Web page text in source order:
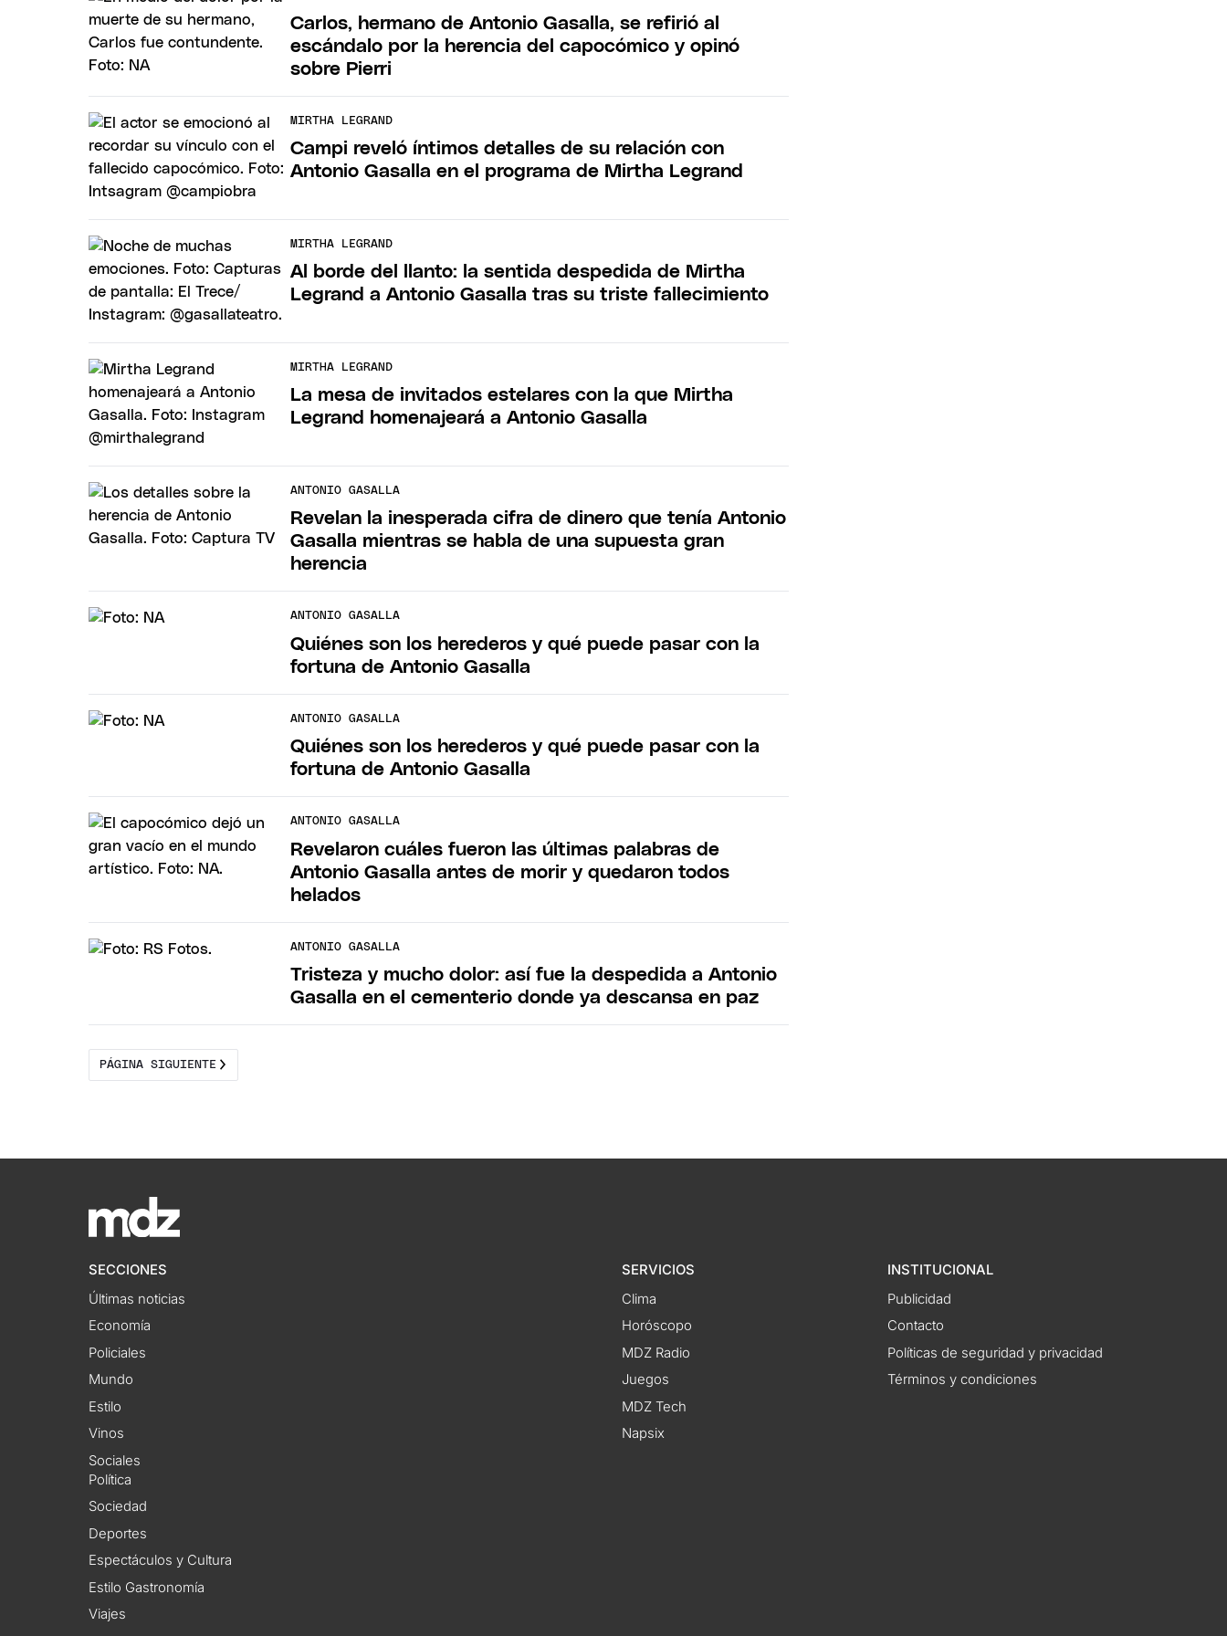
Carlos, hermano de Antonio Gasalla, se refirió al
escándalo por la herencia del capocómico y opinó
sobre Pierri
MIRTHA LEGRAND
Campi reveló íntimos detalles de su relación con
Antonio Gasalla en el programa de Mirtha Legrand
MIRTHA LEGRAND
Al borde del llanto: la sentida despedida de Mirtha
Legrand a Antonio Gasalla tras su triste fallecimiento
MIRTHA LEGRAND
La mesa de invitados estelares con la que Mirtha
Legrand homenajeará a Antonio Gasalla
ANTONIO GASALLA
Revelan la inesperada cifra de dinero que tenía Antonio
Gasalla mientras se habla de una supuesta gran
herencia
ANTONIO GASALLA
Quiénes son los herederos y qué puede pasar con la
fortuna de Antonio Gasalla
ANTONIO GASALLA
Quiénes son los herederos y qué puede pasar con la
fortuna de Antonio Gasalla
ANTONIO GASALLA
Revelaron cuáles fueron las últimas palabras de
Antonio Gasalla antes de morir y quedaron todos
helados
ANTONIO GASALLA
Tristeza y mucho dolor: así fue la despedida a Antonio
Gasalla en el cementerio donde ya descansa en paz
PÁGINA SIGUIENTE
SECCIONES
Últimas noticias
Economía
Policiales
Mundo
Estilo
Vinos
Sociales
Política
Sociedad
Deportes
Espectáculos y Cultura
Estilo Gastronomía
Viajes
SERVICIOS
Clima
Horóscopo
MDZ Radio
Juegos
MDZ Tech
Napsix
INSTITUCIONAL
Publicidad
Contacto
Políticas de seguridad y privacidad
Términos y condiciones